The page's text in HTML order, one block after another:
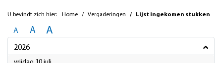
U bevindt zich hier: Home Vergaderingen Lijst ingekomen stukken
A A A
2026